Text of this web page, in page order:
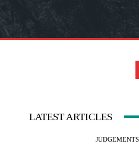
LATEST ARTICLES
JUDGEMENTS